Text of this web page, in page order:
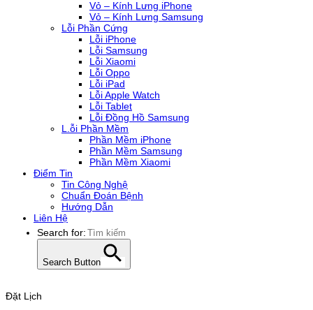
Vỏ – Kính Lưng iPhone
Vỏ – Kính Lưng Samsung
Lỗi Phần Cứng
Lỗi iPhone
Lỗi Samsung
Lỗi Xiaomi
Lỗi Oppo
Lỗi iPad
Lỗi Apple Watch
Lỗi Tablet
Lỗi Đồng Hồ Samsung
L.ỗi Phần Mềm
Phần Mềm iPhone
Phần Mềm Samsung
Phần Mềm Xiaomi
Điểm Tin
Tin Công Nghệ
Chuẩn Đoán Bệnh
Hướng Dẫn
Liên Hệ
Search for:
Search Button
Đặt Lịch